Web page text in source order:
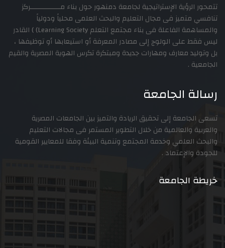
تتمحور الرؤية الإستراتيجية لجامعة دمنهور حول بناء مـــــــــــــــركز
تنافسي متميز فى مجال التعليم والبحث العلمى محلياً ودولياً
والمساهمة الفاعلة فى بناء مجتمع التعلم Learning Society) ) القادر
ليس فقط على الولوج إلى مصادر المعرفة أو استيعابها أو توظيفها ،
بل وتوليد معارف ومهارات جديدة ومبتكرة تكرس الهوية المصرية والقيم
الجامعية .
رسالة الجامعة
تسعى الجامعة إلى تحقيق الريادة والتميز بين الجامعات المصرية
والعربية والعالمية من خلال التطوير المستمر فى مجالات التعليم
والبحث العلمي وخدمة المجتمع وتنمية البيئة وفقا للمعايير القومية
للجودة والإعتماد .
خريطة الجامعة